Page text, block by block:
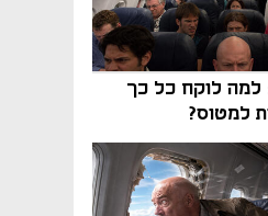
למה לוקח כל כך
למטוס?